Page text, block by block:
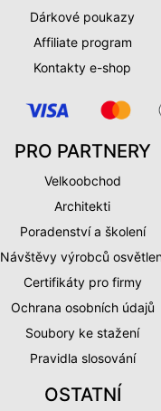
Dárkové poukazy
Affiliate program
Kontakty e-shop
PRO PARTNERY
Velkoobchod
Architekti
Poradenství a školení
Návštěvy výrobců
Certifikáty pro firmy
Ochrana osobních údajů
Soubory ke stažení
Pravidla slosování
OSTATNÍ